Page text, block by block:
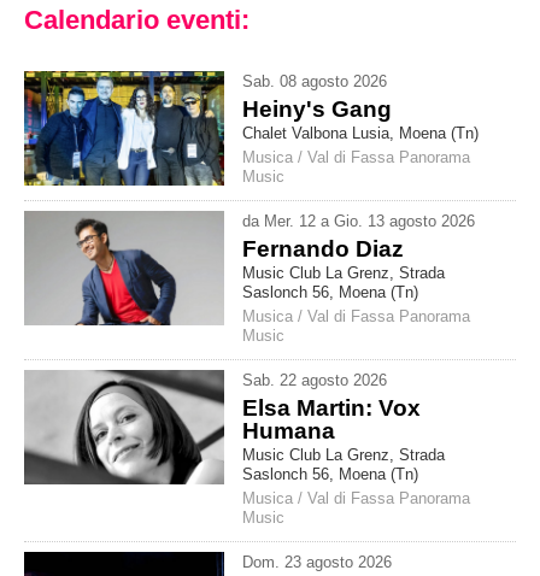
Calendario eventi:
Sab.08 agosto 2026
Heiny's Gang
Chalet Valbona Lusia, Moena (Tn)
Musica /Val di Fassa Panorama
Music
da Mer. 12 aGio. 13 agosto 2026
Fernando Diaz
Music Club La Grenz, Strada
Saslonch 56, Moena (Tn)
Musica /Val di Fassa Panorama
Music
Sab.22 agosto 2026
Elsa Martin: Vox
Humana
Music Club La Grenz, Strada
Saslonch 56, Moena (Tn)
Musica /Val di Fassa Panorama
Music
Dom.23 agosto 2026